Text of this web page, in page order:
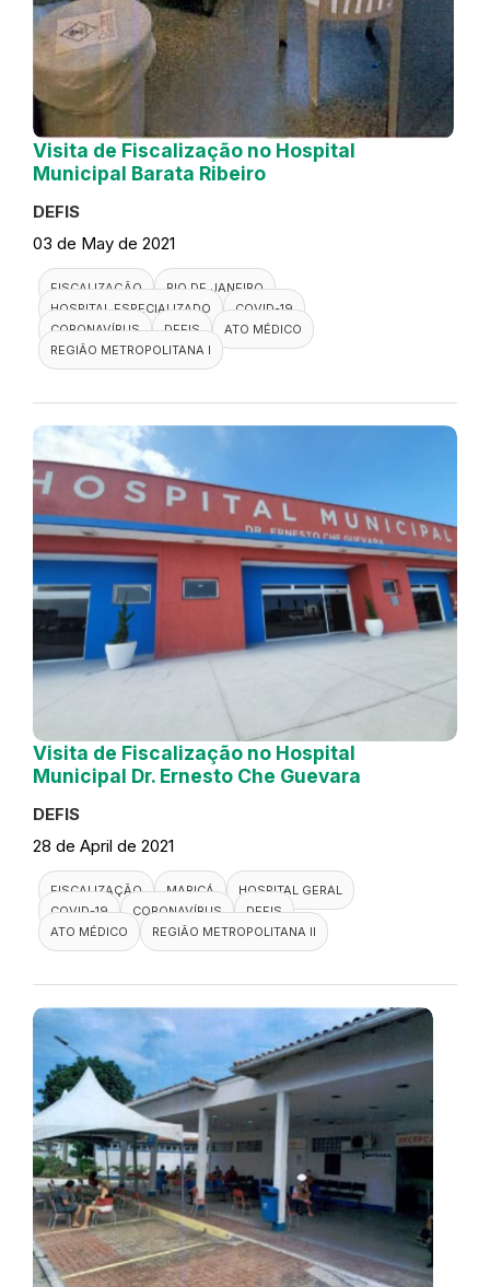
Visita de Fiscalização no Hospital
Municipal Barata Ribeiro
DEFIS
03 de May de 2021
FISCALIZAÇÃO
RIO DE JANEIRO
HOSPITAL ESPECIALIZADO
COVID-19
CORONAVÍRUS
DEFIS
ATO MÉDICO
REGIÃO METROPOLITANA I
Visita de Fiscalização no Hospital
Municipal Dr. Ernesto Che Guevara
DEFIS
28 de April de 2021
FISCALIZAÇÃO MARICÁ
HOSPITAL GERAL
COVID-19
CORONAVÍRUS
DEFIS
ATO MÉDICO
REGIÃO METROPOLITANA II